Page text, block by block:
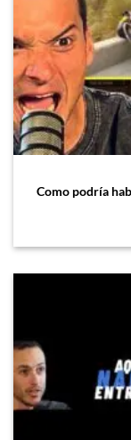
Como podría